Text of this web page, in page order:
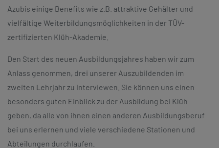
Azubis einige Benefits wie z.B. attraktive Gehälter und
vielfältige Weiterbildungsmöglichkeiten in der TÜV-
zertifizierten Klüh-Akademie.
Den Start des neuen Ausbildungsjahres haben wir zum
Anlass genommen, drei unserer Auszubildenden im
zweiten Lehrjahr zu interviewen. Sie können uns einen
besonders guten Einblick zu der Ausbildung bei Klüh
geben, da alle von ihnen einen anderen Ausbildungsberuf
bei uns erlernen und viele verschiedene Stationen und
Abteilungen durchlaufen.